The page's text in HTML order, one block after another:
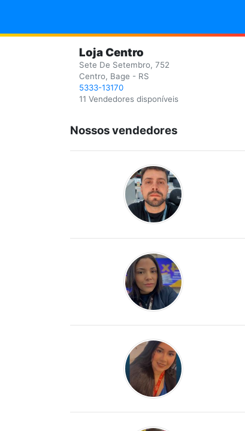
Loja Centro
Sete De Setembro, 752
Centro, Bage - RS
5333-13170
11 Vendedores disponíveis
Nossos vendedores